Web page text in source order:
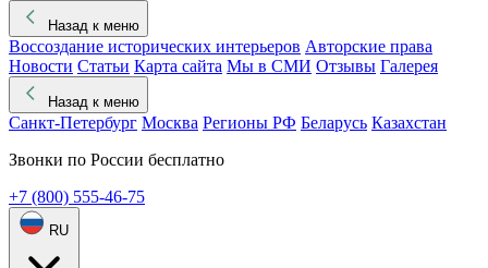
Назад к меню
Воссоздание исторических интерьеров Авторские права
Новости Статьи Карта сайта Мы в СМИ Отзывы Галерея
Назад к меню
Санкт-Петербург Москва Регионы РФ Беларусь Казахстан
Звонки по России бесплатно
+7 (800) 555-46-75
RU